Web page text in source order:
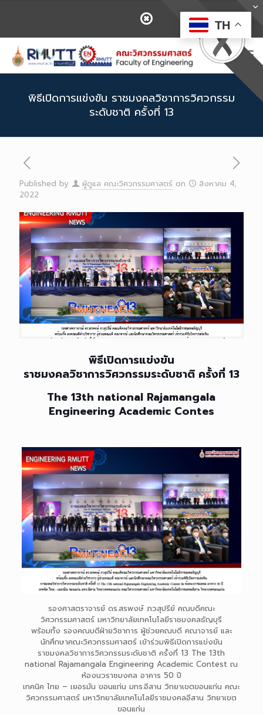
พิธีเปิดการแข่งขัน ราชมงคลวิชาการวิศวกรรม
ระดับชาติ ครั้งที่ 13
Published by ผู้ดูแล คณะวิศวกรรมศาสตร์ on
สิงหาคม 4,
2022
พิธีเปิดการแข่งขัน
ราชมงคลวิชาการวิศวกรรมระดับชาติ ครั้งที่ 13
The 13th national Rajamangala
Engineering Academic Contes
รองศาสตราจารย์ ดร.สรพงษ์ ภวสุปรีย์ คณบดีคณะ
วิศวกรรมศาสตร์ มหาวิทยาลัยเทคโนโลยีราชมงคลธัญบุรี
พร้อมทั้ง รองคณบดีฝ่ายวิชาการ ผู้ช่วยคณบดี คณาจารย์ และ
นักศึกษาคณะวิศวกรรมศาสตร์ เข้าร่วมพิธีเปิดการแข่งขัน
ราชมงคลวิชาการวิศวกรรมระดับชาติ ครั้งที่ 13 The 13th
national Rajamangala Engineering Academic Contest ณ
ห้องนวราชมงคล อาคาร 50 ปี
เทคนิค ไทย – เยอรมัน ขอนแก่น มทร.อีสาน วิทยาเขตขอนแก่น คณะ
วิศวกรรมศาสตร์ มหาวิทยาลัยเทคโนโลยีราชมงคลอีสาน วิทยาเขต
ขอนแก่น
TH